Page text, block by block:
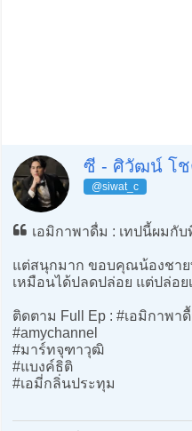
ซี - ศิวัฒน์ โ
@siwat_c
เอมิกาพาดื่ม : เทปนี้ผมกั
แต่สนุกมาก ขอบคุณน้องชา
เหมือนได้ปลดปล่อย แต่ปล่อ
ติดตาม Full Ep : #เอมิกาพา
#amychannel
#มาร์ทจุฑาวุฒิ
#แบงค์ธิติ
#เอมี่กลิ่นประทุม